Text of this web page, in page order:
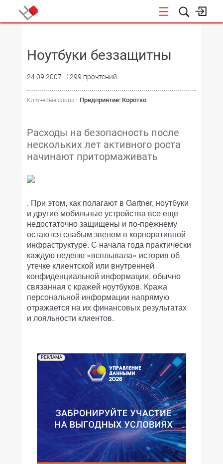
Ноутбуки беззащитны
24.09.2007 1299 прочтений
Ключевые слова : Предприятие: Коротко
Расходы на безопасность после
нескольких лет активного роста
начинают притормаживать
. При этом, как полагают в Gartner, ноутбуки
и другие мобильные устройства все еще
недостаточно защищены и по-прежнему
остаются слабым звеном в корпоративной
инфраструктуре. С начала года практически
каждую неделю «всплывала» история об
утечке клиентской или внутренней
конфиденциальной информации, обычно
связанная с кражей ноутбуков. Кража
персональной информации напрямую
отражается на их финансовых результатах
и лояльности клиентов.
РЕКЛАМА